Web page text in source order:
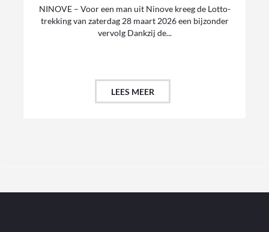
NINOVE – Voor een man uit Ninove kreeg de Lotto-
trekking van zaterdag 28 maart 2026 een bijzonder
vervolg Dankzij de...
LEES MEER